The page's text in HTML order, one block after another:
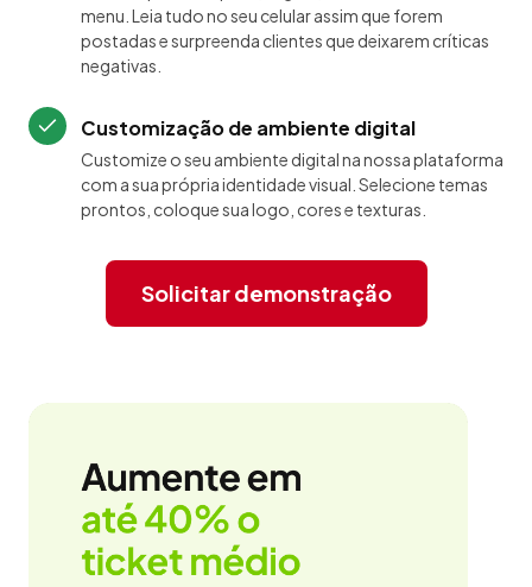
menu. Leia tudo no seu celular assim que forem
postadas e surpreenda clientes que deixarem críticas
negativas.
Customização de ambiente digital
Customize o seu ambiente digital na nossa plataforma
com a sua própria identidade visual. Selecione temas
prontos, coloque sua logo, cores e texturas.
Solicitar demonstração